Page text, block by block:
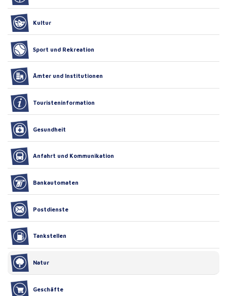
Kultur
Sport und Rekreation
Ämter und Institutionen
Touristeninformation
Gesundheit
Anfahrt und Kommunikation
Bankautomaten
Postdienste
Tankstellen
Natur
Geschäfte